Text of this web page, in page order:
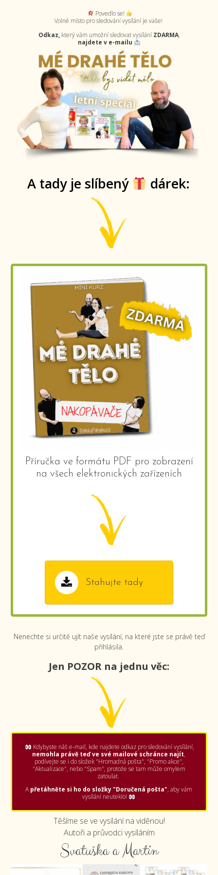
Povedlo se!
Volné místo pro sledování vysílání je vaše!
Odkaz, který vám umožní sledovat vysílání ZDARMA,
najdete v e-mailu
A tady je slíbený dárek:
Příručka ve formátu PDF pro zobrazení
na všech elektronických zařízeních
Stahujte tady
Nenechte si určitě ujít naše vysílání, na které jste se právě teď
přihlásila.
Jen POZOR na jednu věc:
Kdybyste náš e-mail, kde najdete odkaz pro sledování vysílání,
nemohla právě teď ve své mailové schránce najít,
podívejte se i do složek "Hromadná pošta", "Promo akce",
"Aktualizace", nebo "Spam", protože se tam může omylem
zatoulat.
A přetáhněte si ho do složky "Doručená pošta", aby vám
vysílání neuteklo!
Těšíme se ve vysílání na viděnou!
Autoři a průvodci vysíláním
Svatuška a Martin